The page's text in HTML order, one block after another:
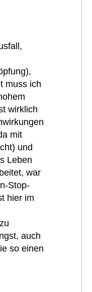
muss ich
wirklich
mit
und
Leben
war
Stop-
hier im
auch
so einen